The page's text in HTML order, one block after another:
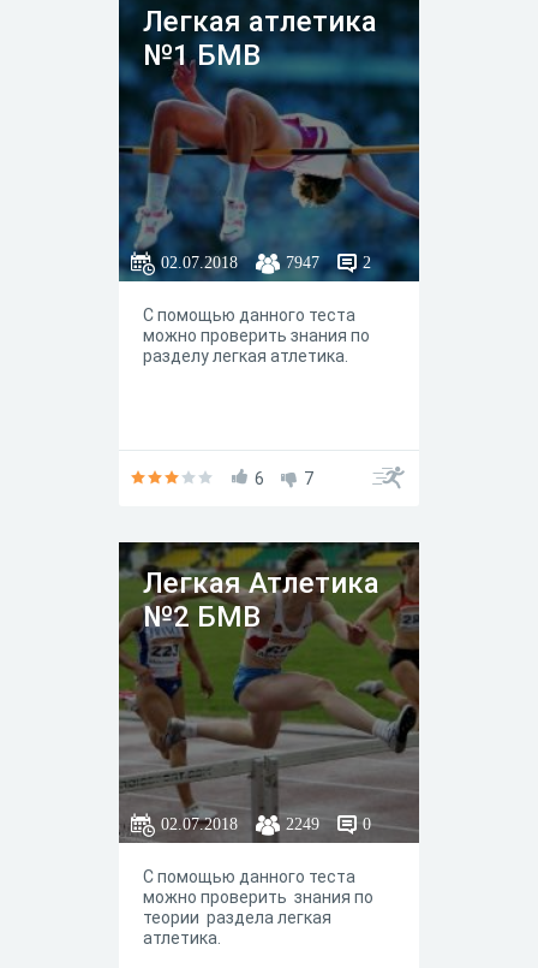
Легкая атлетика
№1 БМВ
02.07.2018 7947 2
С помощью данного теста
можно проверить знания по
разделу легкая атлетика.
6 7
Легкая Атлетика
№2 БМВ
02.07.2018 2249 0
С помощью данного теста
можно проверить знания по
теории раздела легкая
атлетика.